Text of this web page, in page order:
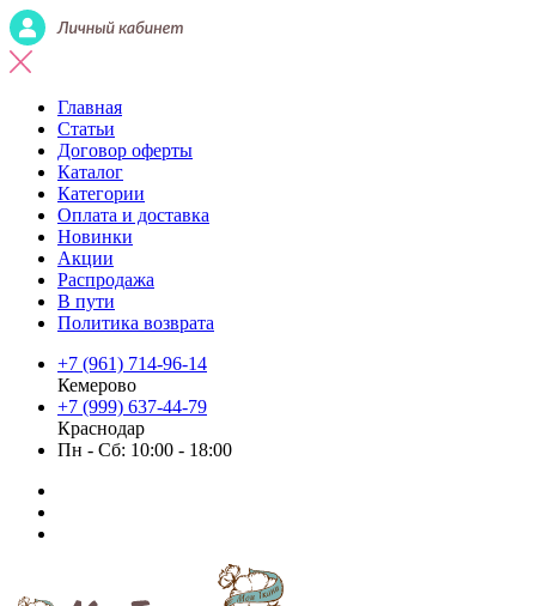
Главная
Статьи
Договор оферты
Каталог
Категории
Оплата и доставка
Новинки
Акции
Распродажа
В пути
Политика возврата
+7 (961) 714-96-14
Кемерово
+7 (999) 637-44-79
Краснодар
Пн - Сб: 10:00 - 18:00